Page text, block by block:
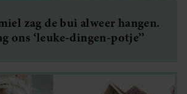
zag de bui alweer hangen.
ons ‘leuke-dingen-potje’’